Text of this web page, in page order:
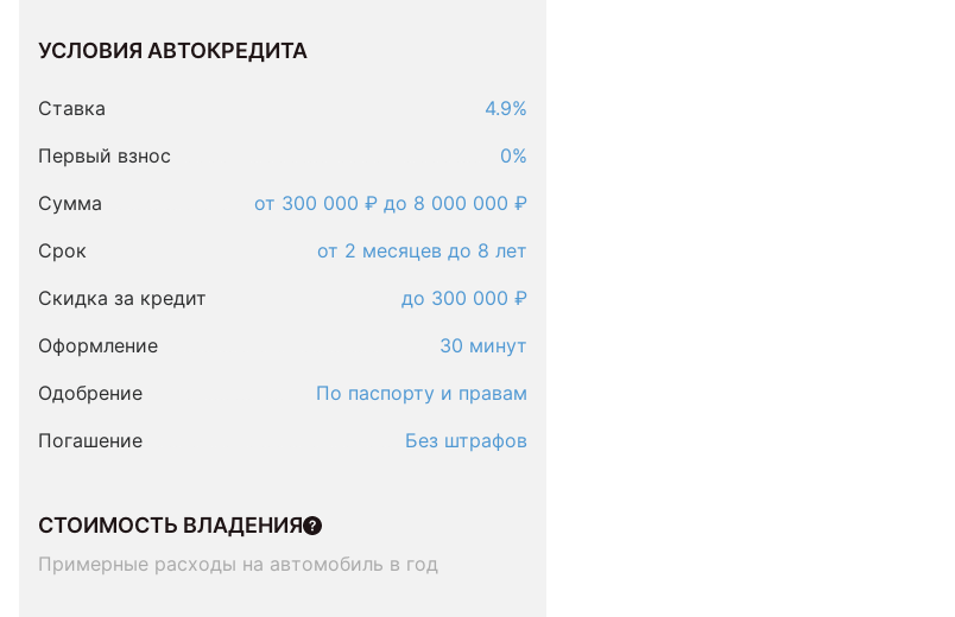
УСЛОВИЯ АВТОКРЕДИТА
Ставка
4.9%
Первый взнос
0%
Сумма
от 300 000 ₽ до 8 000 000 ₽
Срок
от 2 месяцев до 8 лет
Скидка за кредит
до 300 000 ₽
Оформление
30 минут
Одобрение
По паспорту и правам
Погашение
Без штрафов
СТОИМОСТЬ ВЛАДЕНИЯ
Примерные расходы на автомобиль в год